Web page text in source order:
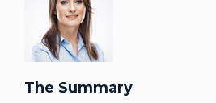
The Summary